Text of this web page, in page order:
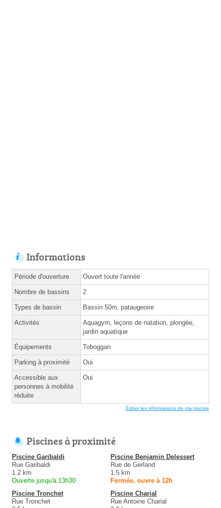
Informations
Période d'ouverture Ouvert toute l'année
Nombre de bassins 2
Types de bassin Bassin 50m, pataugeoire
Activités
Aquagym, leçons de natation, plongée,
jardin aquatique
Équipements Toboggan
Parking à proximité Oui
Accessible aux
personnes à mobilité
réduite
Oui
Éditer les informations de ma piscine
Piscines à proximité
Piscine Garibaldi
Rue Garibaldi
1.2 km
Ouverte jusqu'à 13h30
Piscine Benjamin Delessert
Rue de Gerland
1.5 km
Fermée, ouvre à 12h
Piscine Tronchet
Rue Tronchet
Piscine Charial
Rue Antoine Charial